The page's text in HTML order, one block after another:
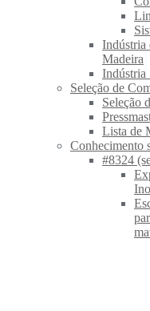
Indústria
Madeira
Indústria
Seleção de
Seleção
Lista de
Conhecimento
#8324